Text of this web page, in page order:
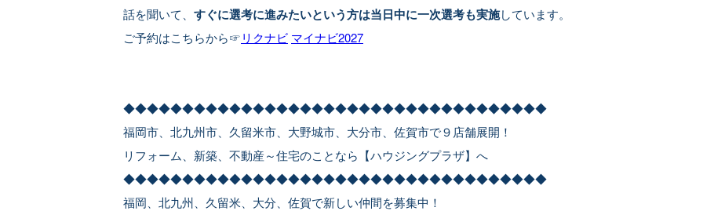
話を聞いて、 すぐに選考に進みたいという方は当日中に一次選考も実施しています。
ご予約はこちらから☞リクナビ マイナビ2027
◆◆◆◆◆◆◆◆◆◆◆◆◆◆◆◆◆◆◆◆◆◆◆◆◆◆◆◆◆◆◆◆◆◆◆◆
福岡市、北九州市、久留米市、大野城市、大分市、佐賀市で９店舗展開！
リフォーム、新築、不動産～住宅のことなら【ハウジングプラザ】へ
◆◆◆◆◆◆◆◆◆◆◆◆◆◆◆◆◆◆◆◆◆◆◆◆◆◆◆◆◆◆◆◆◆◆◆◆
福岡、北九州、久留米、大分、佐賀で新しい仲間を募集中！